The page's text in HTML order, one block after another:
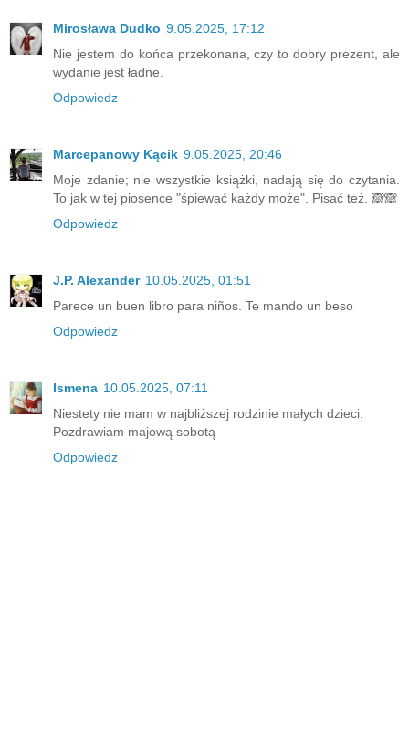
Mirosława Dudko 9.05.2025, 17:12
Nie jestem do końca przekonana, czy to dobry prezent, ale
wydanie jest ładne.
Odpowiedz
Marcepanowy Kącik 9.05.2025, 20:46
Moje zdanie; nie wszystkie książki, nadają się do czytania.
To jak w tej piosence "śpiewać każdy może". Pisać też. 🙈🙈
Odpowiedz
J.P. Alexander 10.05.2025, 01:51
Parece un buen libro para niños. Te mando un beso
Odpowiedz
Ismena 10.05.2025, 07:11
Niestety nie mam w najbliższej rodzinie małych dzieci.
Pozdrawiam majową sobotą
Odpowiedz